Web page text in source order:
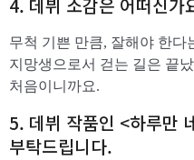
​4. 데뷔 소감은 어떠신가
무척 기쁜 만큼, 잘해야 한다
지망생으로서 걷는 길은 끝
처음이니까요.
​5. 데뷔 작품인 <하루만
부탁드립니다.